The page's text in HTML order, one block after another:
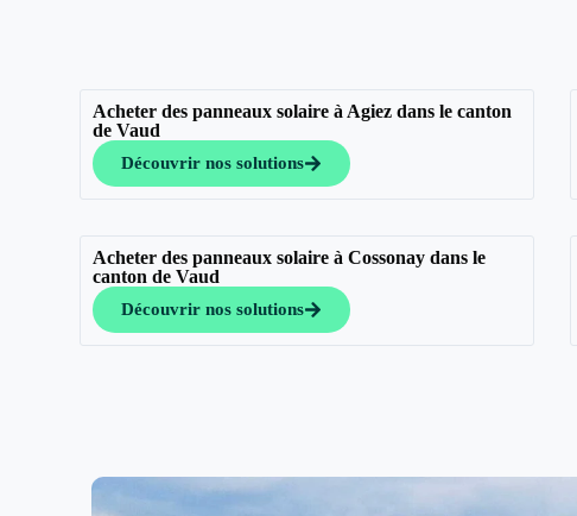
Acheter des panneaux solaire à Agiez dans le canton
de Vaud
Découvrir nos solutions
Acheter des panneaux solaire à Cossonay dans le
canton de Vaud
Découvrir nos solutions